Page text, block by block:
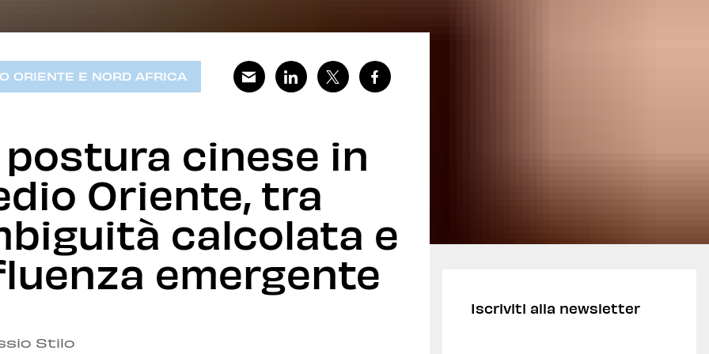
ORIENTE E NORD AFRICA
postura cinese in
Oriente, tra
calcolata e
emergente
Stilo
Iscriviti alla newsletter